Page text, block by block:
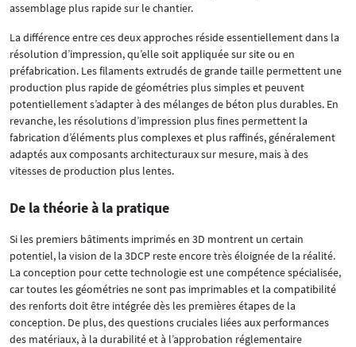
assemblage plus rapide sur le chantier.
La différence entre ces deux approches réside essentiellement dans la
résolution d’impression, qu’elle soit appliquée sur site ou en
préfabrication. Les filaments extrudés de grande taille permettent une
production plus rapide de géométries plus simples et peuvent
potentiellement s’adapter à des mélanges de béton plus durables. En
revanche, les résolutions d’impression plus fines permettent la
fabrication d’éléments plus complexes et plus raffinés, généralement
adaptés aux composants architecturaux sur mesure, mais à des
vitesses de production plus lentes.
De la théorie à la pratique
Si les premiers bâtiments imprimés en 3D montrent un certain
potentiel, la vision de la 3DCP reste encore très éloignée de la réalité.
La conception pour cette technologie est une compétence spécialisée,
car toutes les géométries ne sont pas imprimables et la compatibilité
des renforts doit être intégrée dès les premières étapes de la
conception. De plus, des questions cruciales liées aux performances
des matériaux, à la durabilité et à l’approbation réglementaire